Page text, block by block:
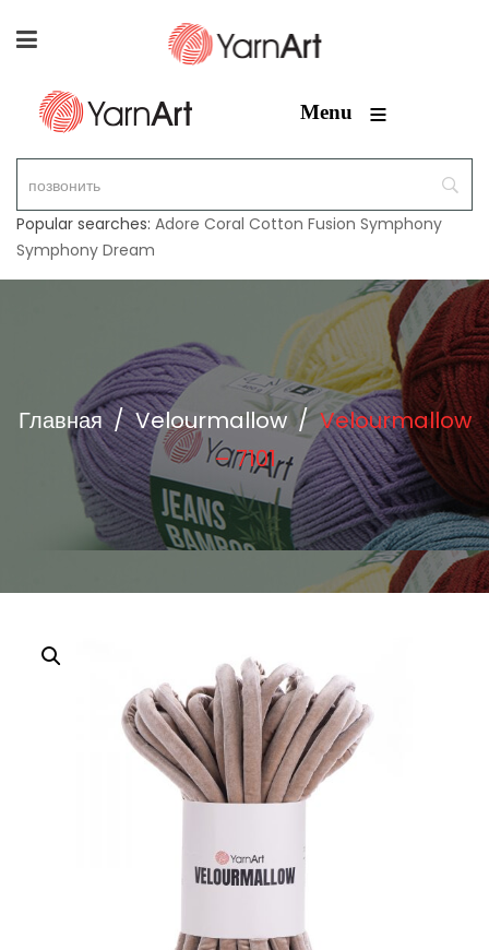
Menu ≡
Popular searches: Adore Coral Cotton Fusion Symphony
Symphony Dream
Главная / Velourmallow / Velourmallow
– 7101